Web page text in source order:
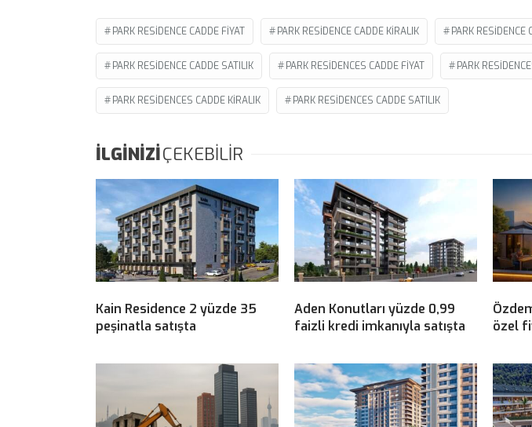
PARK RESIDENCE CADDE FIYAT PARK RESIDENCE CADDE KIRALIK PARK RESIDENCE
PARK RESIDENCE CADDE SATILIK PARK RESIDENCES CADDE FIYAT PARK
PARK RESIDENCES CADDE KIRALIK PARK RESIDENCES CADDE SATILIK
İLGİNİZİÇEKEBİLİR
Kain Residence 2 yüzde 35
peşinatla satışta
Aden Konutları yüzde 0,99
faizli kredi imkanıyla satışta
özel